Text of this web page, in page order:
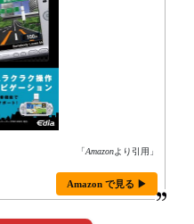
「Amazonより引用」
Amazon で見る ▶